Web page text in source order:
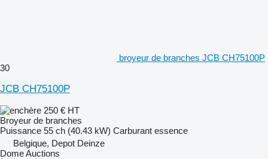
broyeur de branches JCB CH75100P
30
JCB CH75100P
250 € HT
Broyeur de branches
Puissance 55 ch (40.43 kW) Carburant essence
Belgique, Depot Deinze
Dome Auctions